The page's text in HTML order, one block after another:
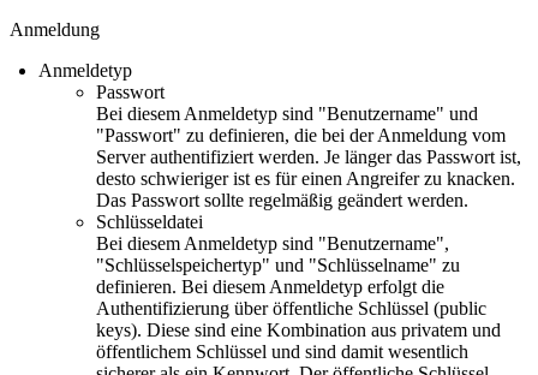
Anmeldung
Anmeldetyp
Passwort
Bei diesem Anmeldetyp sind "Benutzername" und
"Passwort" zu definieren, die bei der Anmeldung vom
Server authentifiziert werden. Je länger das Passwort ist,
desto schwieriger ist es für einen Angreifer zu knacken.
Das Passwort sollte regelmäßig geändert werden.
Schlüsseldatei
Bei diesem Anmeldetyp sind "Benutzername",
"Schlüsselspeichertyp" und "Schlüsselname" zu
definieren. Bei diesem Anmeldetyp erfolgt die
Authentifizierung über öffentliche Schlüssel (public
keys). Diese sind eine Kombination aus privatem und
öffentlichem Schlüssel und sind damit wesentlich